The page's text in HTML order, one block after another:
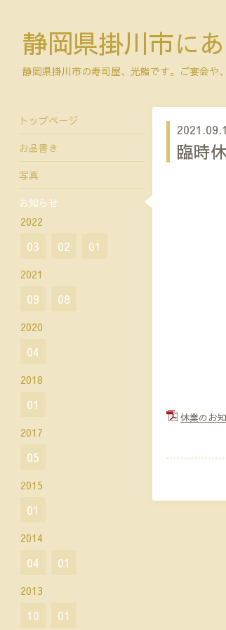
静岡県掛川市に
静岡県掛川市の寿司屋、光鮨です。ご宴会や
臨時
休業のお
トップページ
お品書き
写真
お知らせ
2022
03 02 01
2021
09 08
2020
04
2018
01
2017
05
2015
01
2014
04 01
2013
10 01